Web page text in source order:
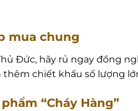
mua chung
Đức, hãy rủ ngay đồng
thêm chiết khấu số lượng
“Cháy Hàng”